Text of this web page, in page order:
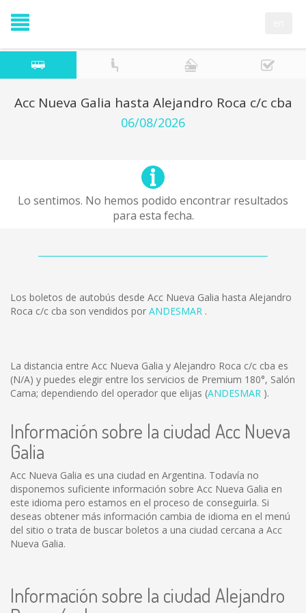
Acc Nueva Galia hasta Alejandro Roca c/c cba
06/08/2026
Lo sentimos. No hemos podido encontrar resultados
para esta fecha.
Los boletos de autobús desde Acc Nueva Galia hasta Alejandro
Roca c/c cba son vendidos por ANDESMAR .
La distancia entre Acc Nueva Galia y Alejandro Roca c/c cba es
(N/A) y puedes elegir entre los servicios de Premium 180°, Salón
Cama; dependiendo del operador que elijas (ANDESMAR ).
Información sobre la ciudad Acc Nueva
Galia
Acc Nueva Galia es una ciudad en Argentina. Todavía no
disponemos suficiente información sobre Acc Nueva Galia en
este idioma pero estamos en el proceso de conseguirla. Si
deseas obtener más información cambia de idioma en el menú
del sitio o trata de buscar boletos a una ciudad cercana a Acc
Nueva Galia.
Información sobre la ciudad Alejandro